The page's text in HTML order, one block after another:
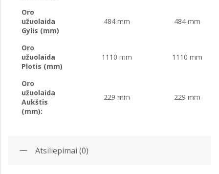
Oro
užuolaida
Gylis (mm)
484 mm 484 mm
Oro
užuolaida
Plotis (mm)
1110 mm 1110 mm
Oro
užuolaida
Aukštis
(mm):
229 mm 229 mm
Atsiliepimai (0)